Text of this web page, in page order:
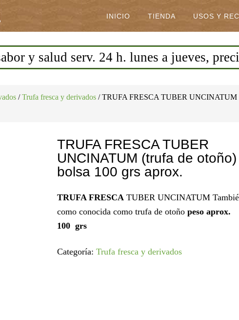
INICIO TIENDA USOS Y
y salud serv. 24 h. lunes a jueves,
/ Trufa fresca y derivados /TRUFA FRESCA TUBER UNCINATUM
TRUFA FRESCA TUBER
UNCINATUM (trufa de otoño)
bolsa 100 grs aprox.
TRUFA FRESCA TUBER UNCINATUM
como conocida como trufa de otoño peso aprox.
100 grs
Categoría: Trufa fresca y derivados